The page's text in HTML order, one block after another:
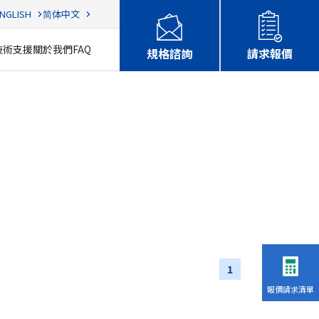
简体中文
術支援關於我們FAQ 規格諮詢 請求報價
1
報價請求清單